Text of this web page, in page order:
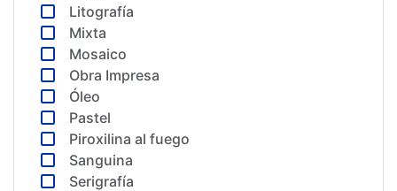
Litografía
Mixta
Mosaico
Obra Impresa
Óleo
Pastel
Piroxilina al fuego
Sanguina
Serigrafía